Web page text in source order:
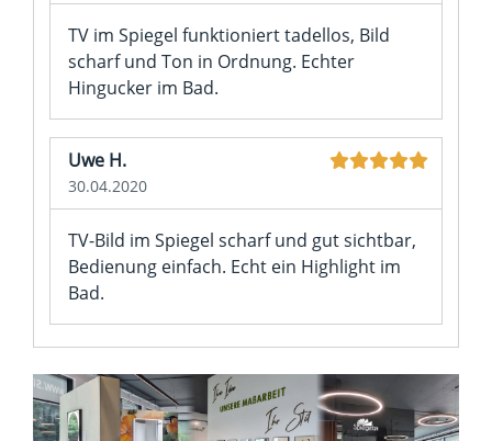
TV im Spiegel funktioniert tadellos, Bild
scharf und Ton in Ordnung. Echter
Hingucker im Bad.
Uwe H.
30.04.2020
TV-Bild im Spiegel scharf und gut sichtbar,
Bedienung einfach. Echt ein Highlight im
Bad.